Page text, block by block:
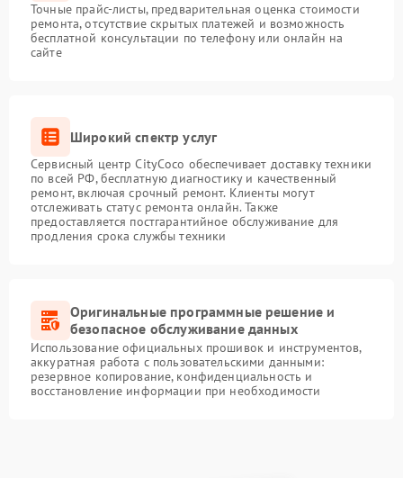
Точные прайс-листы, предварительная оценка стоимости
ремонта, отсутствие скрытых платежей и возможность
бесплатной консультации по телефону или онлайн на
сайте
Широкий спектр услуг
Сервисный центр CityCoco обеспечивает доставку техники
по всей РФ, бесплатную диагностику и качественный
ремонт, включая срочный ремонт. Клиенты могут
отслеживать статус ремонта онлайн. Также
предоставляется постгарантийное обслуживание для
продления срока службы техники
Оригинальные программные решение и
безопасное обслуживание данных
Использование официальных прошивок и инструментов,
аккуратная работа с пользовательскими данными:
резервное копирование, конфиденциальность и
восстановление информации при необходимости